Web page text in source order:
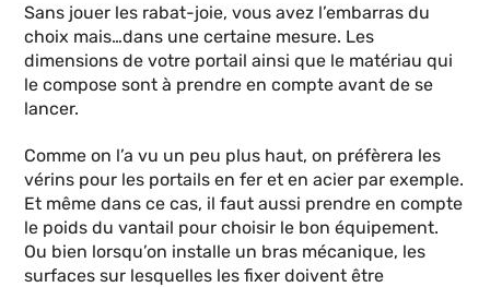
Sans jouer les rabat-joie, vous avez l’embarras du
choix mais…dans une certaine mesure. Les
dimensions de votre portail ainsi que le matériau qui
le compose sont à prendre en compte avant de se
lancer.
Comme on l’a vu un peu plus haut, on préfèrera les
vérins pour les portails en fer et en acier par exemple.
Et même dans ce cas, il faut aussi prendre en compte
le poids du vantail pour choisir le bon équipement.
Ou bien lorsqu’on installe un bras mécanique, les
surfaces sur lesquelles les fixer doivent être